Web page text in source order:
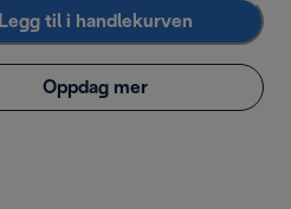
Legg til i handlekurven
Oppdag mer